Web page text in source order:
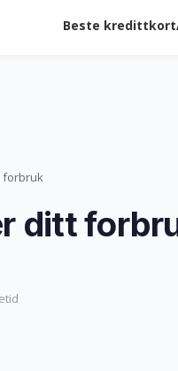
Beste kredittkort
forbruk
ditt